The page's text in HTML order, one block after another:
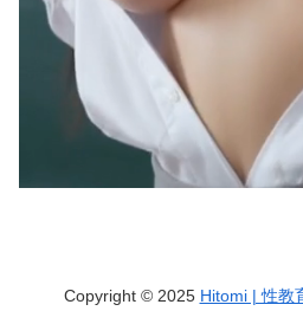
Copyright © 2025 Hitomi | 性教